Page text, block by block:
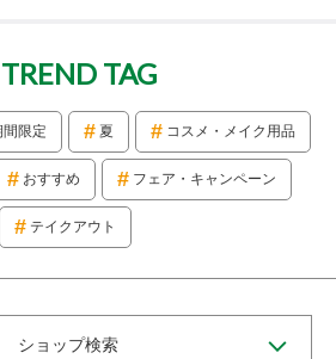
TREND TAG
間限定 夏 コスメ・メイク用品
おすすめ フェア・キャンペーン
テイクアウト
ショップ検索